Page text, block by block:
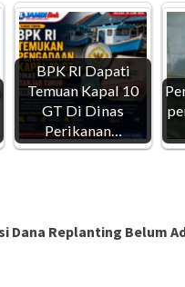
BPK RI Dapati
Temuan Kapal 10
GT Di Dinas
Perikanan…
Dana Replanting Belum